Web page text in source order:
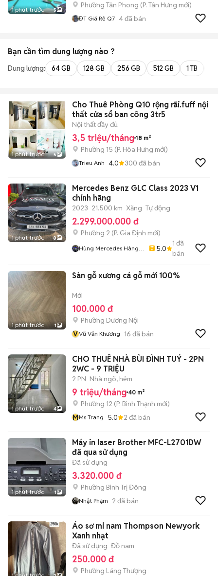
1 phút trước 5
Phường Tân Phong (P. Tân Hưng mới)
ĐT Giá Rẻ Q7 4đã bán
Bạn cần tìm dung lượng nào ?
Dung lượng: 64 GB 128 GB 256 GB 512 GB 1 TB
1 phút trước 5
Cho Thuê Phòng Q10 rộng rãi.fuff nội
thất cửa sổ ban công 3tr5
Nội thất đầy đủ
3,5 triệu/tháng 18 m²
Phường 15 (P. Hòa Hưng mới)
Trieu Anh 4.0 300 đã bán
1 phút trước 8
Mercedes Benz GLC Class 2023 V1
chính hãng
2023 21.500 km Xăng Tự động
2.299.000.000 đ
Phường 2 (P. Gia Định mới)
Hùng Mercedes Hàng
5.0
1 đã
bán
1 phút trước 1
Sàn gỗ xương cá gỗ mới 100%
Mới
100.000 đ
Phường Dương Nội
VVũ Văn Khương 16 đã bán
1 phút trước 4
CHO THUÊ NHÀ BÙI ĐÌNH TUÝ - 2PN
2WC - 9 TRIỆU
2 PN Nhà ngõ, hẻm
9 triệu/tháng 40 m²
Phường 12 (P. Bình Thạnh mới)
MMs Trang 5.0 2 đã bán
1 phút trước 1
Máy in laser Brother MFC-L2701DW
đã qua sử dụng
Đã sử dụng
3.320.000 đ
Phường Bình Trị Đông
Nhật Phạm 2 đã bán
Áo sơ mi nam Thompson Newyork
Xanh nhạt
Đã sử dụng Đồ nam
250.000 đ
Phường Láng Thượng